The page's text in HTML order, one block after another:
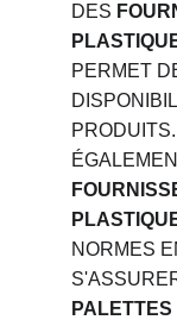
DES
PERMET
NORMES